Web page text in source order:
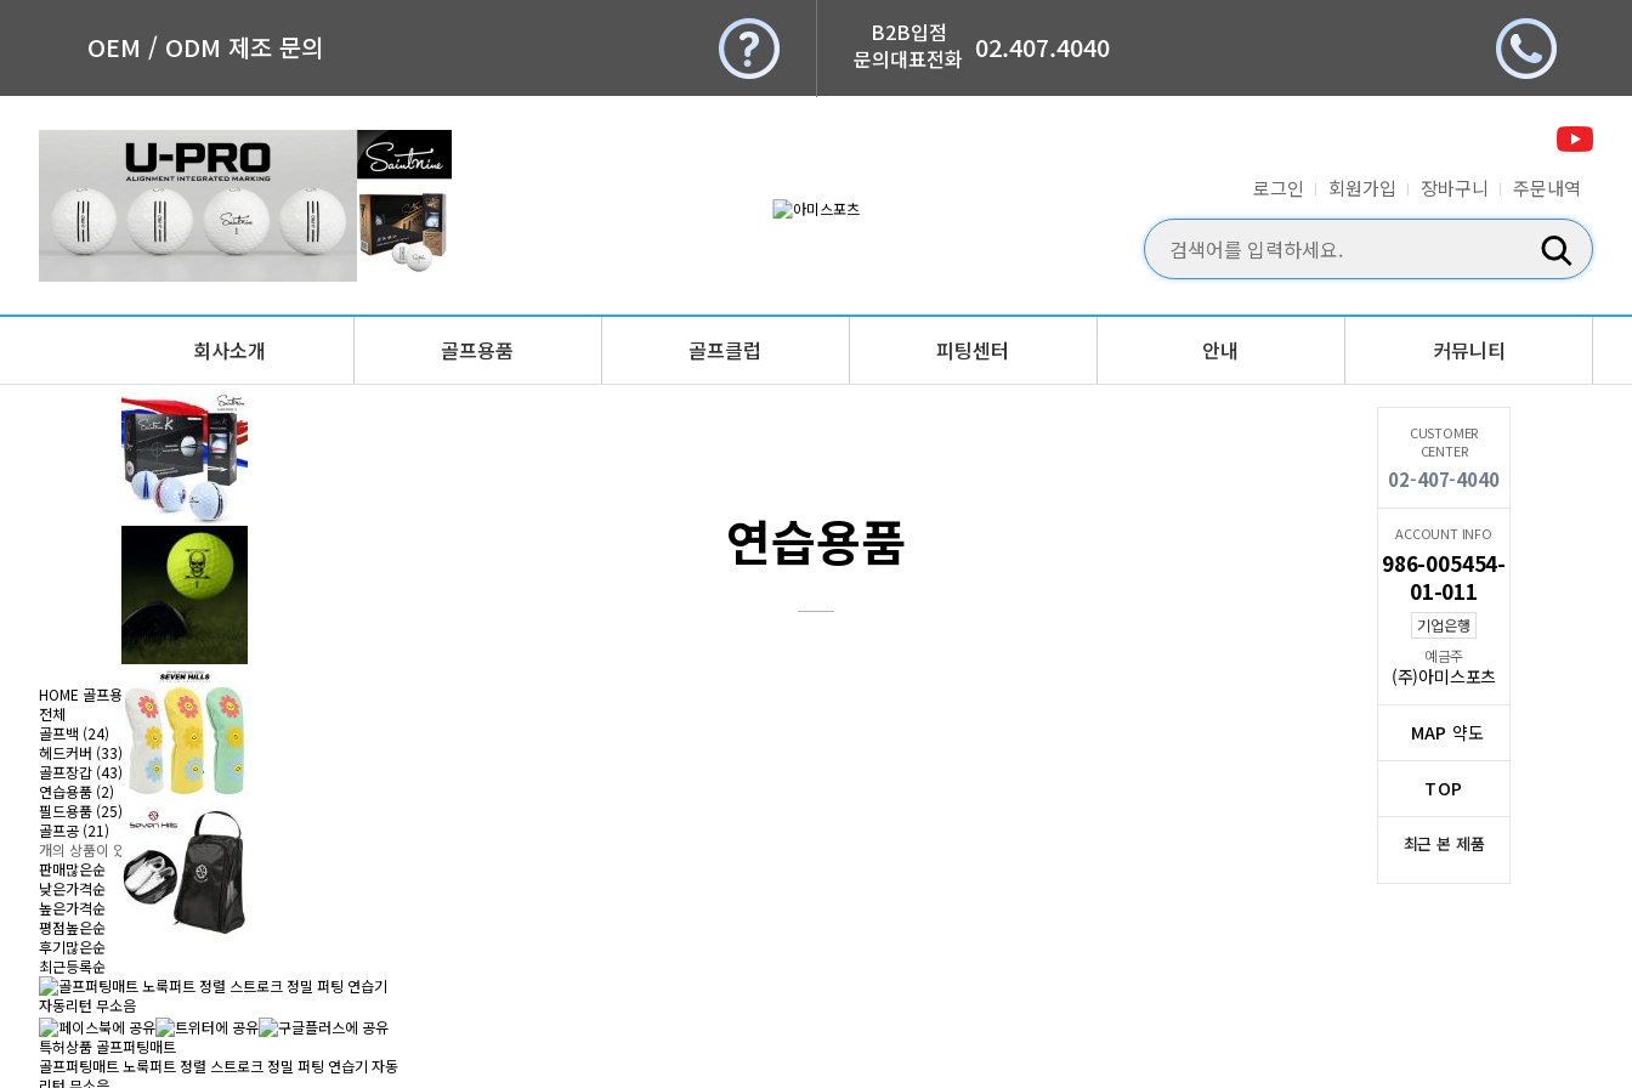
OEM / ODM 제조 문의
B2B입점
문의대표전화 02.407.4040
주문내역
장바구니
회원가입
로그인
CUSTOMER
CENTER
02-407-4040
ACCOUNT INFO
986-005454-
01-011
기업은행
예금주
(주)아미스포츠
MAP 약도
TOP
최근 본 제품
회사소개 골프용품 골프클럽 피팅센터 안내 커뮤니티
연습용품
HOME 골프용품연습용품
전체
골프백 (24)
헤드커버 (33)
골프장갑 (43)
연습용품 (2)
필드용품 (25)
골프공 (21)
개의 상품이 있습니다.
판매많은순
낮은가격순
높은가격순
평점높은순
후기많은순
최근등록순
특허상품 골프퍼팅매트
골프퍼팅매트 노룩퍼트 정렬 스트로크 정밀 퍼팅 연습기 자동